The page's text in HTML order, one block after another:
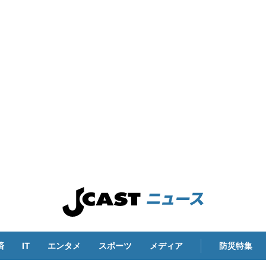
IT エンタメ スポーツ メディア 防災特集